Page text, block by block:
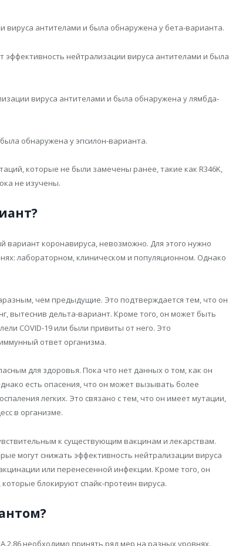
вируса антителами и была обнаружена у бета-варианта.
эффективность нейтрализации вируса антителами и была
вируса антителами и была обнаружена у лямбда-
обнаружена у эпсилон-варианта.
которые не были замечены ранее, такие как R346K,
не изучены.
вариант коронавируса, невозможно. Для этого нужно
лабораторном, клиническом и популяционном. Однако
чем предыдущие. Это подтверждается тем, что он
вытеснив дельта-вариант. Кроме того, он может быть
COVID-19 или были привиты от него. Это
ответ организма.
для здоровья. Пока что нет данных о том, как он
есть опасения, что он может вызывать более
легких. Это связано с тем, что он имеет мутации,
в организме.
к существующим вакцинам и лекарствам.
могут снижать эффективность нейтрализации вируса
или перенесенной инфекции. Кроме того, он
блокируют спайк-протеин вируса.
необходимо принять ряд мер на разных уровнях.